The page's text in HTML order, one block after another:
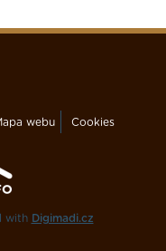
webu Cookies
with Digimadi.cz